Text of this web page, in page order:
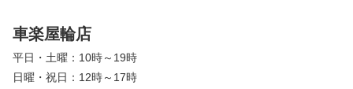
車楽屋輪店
平日・土曜：10時～19時
日曜・祝日：12時～17時